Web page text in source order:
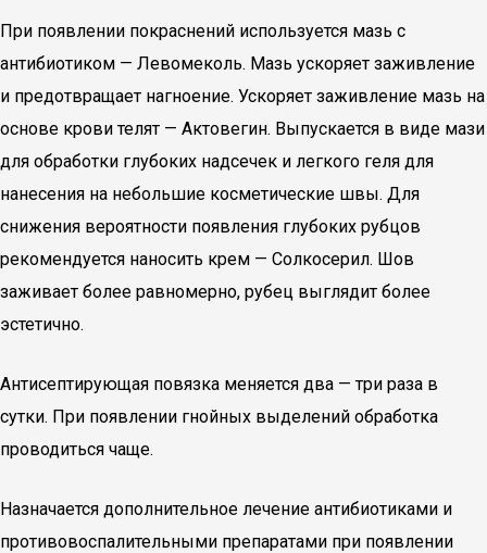
При появлении покраснений используется мазь с
антибиотиком — Левомеколь. Мазь ускоряет заживление
и предотвращает нагноение. Ускоряет заживление мазь на
основе крови телят — Актовегин. Выпускается в виде мази
для обработки глубоких надсечек и легкого геля для
нанесения на небольшие косметические швы. Для
снижения вероятности появления глубоких рубцов
рекомендуется наносить крем — Солкосерил. Шов
заживает более равномерно, рубец выглядит более
эстетично.
Антисептирующая повязка меняется два — три раза в
сутки. При появлении гнойных выделений обработка
проводиться чаще.
Назначается дополнительное лечение антибиотиками и
противовоспалительными препаратами при появлении